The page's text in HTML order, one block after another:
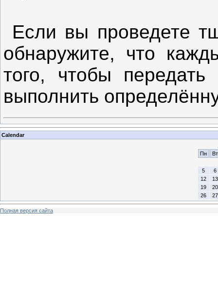
Если вы проведете
обнаружите, что
того, чтобы
выполнить
Calendar
Пн
Вт
5
6
12
13
19
20
26
27
Полная версия сайта